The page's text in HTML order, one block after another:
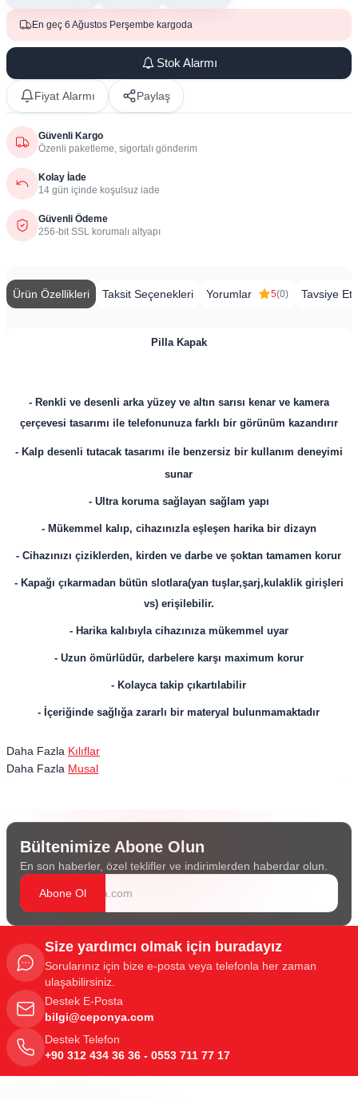
En geç 6 Ağustos Perşembe kargoda
Stok Alarmı
Fiyat Alarmı Paylaş
Güvenli Kargo
Özenli paketleme, sigortalı gönderim
Kolay İade
14 gün içinde koşulsuz iade
Güvenli Ödeme
256-bit SSL korumalı altyapı
Ürün Özellikleri Taksit Seçenekleri Yorumlar 5(0) Tavsiye Et
Pilla Kapak
- Renkli ve desenli arka yüzey ve altın sarısı kenar ve kamera
çerçevesi tasarımı ile telefonunuza farklı bir görünüm kazandırır
- Kalp desenli tutacak tasarımı ile benzersiz bir kullanım deneyimi
sunar
- Ultra koruma sağlayan sağlam yapı
- Mükemmel kalıp, cihazınızla eşleşen harika bir dizayn
- Cihazınızı çiziklerden, kirden ve darbe ve şoktan tamamen korur
- Kapağı çıkarmadan bütün slotlara(yan tuşlar,şarj,kulaklik girişleri
vs) erişilebilir.
- Harika kalıbıyla cihazınıza mükemmel uyar
- Uzun ömürlüdür, darbelere karşı maximum korur
- Kolayca takip çıkartılabilir
- İçeriğinde sağlığa zararlı bir materyal bulunmamaktadır
Daha Fazla Kılıflar
Daha Fazla Musal
Bültenimize Abone Olun
En son haberler, özel teklifler ve indirimlerden haberdar olun.
Abone Ol
Size yardımcı olmak için buradayız
Sorularınız için bize e-posta veya telefonla her zaman
ulaşabilirsiniz.
Destek E-Posta
bilgi@ceponya.com
Destek Telefon
+90 312 434 36 36 - 0553 711 77 17